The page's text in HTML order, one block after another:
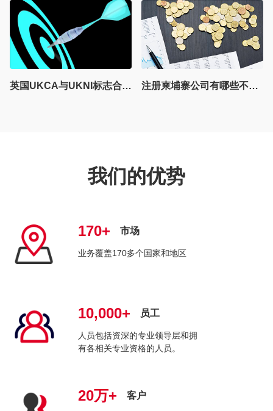
注册柬埔寨公司有哪些不一样的优势，柬埔寨公司注册详解 身份、税务规划的捷径，设立新加坡家族办公室
我们的优势
170+ 市场
业务覆盖170多个国家和地区
10,000+ 员工
人员包括资深的专业领导层和拥
有各相关专业资格的人员。
20万+ 客户